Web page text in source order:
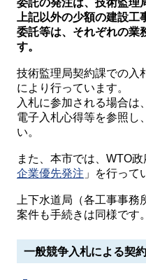
委託の発注は、技術監理
上記以外の少額の建設
委託等は、それぞれの業
す。
技術監理局契約課での入
により行っています。
入札に参加される場合は
電子入札心得等を参照し
い。
また、本市では、WTO
企業優先発注 」を行って
上下水道局（各工事事
案件も手続きは同様です。
一般競争入札による契約